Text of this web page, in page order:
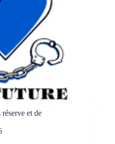
et de